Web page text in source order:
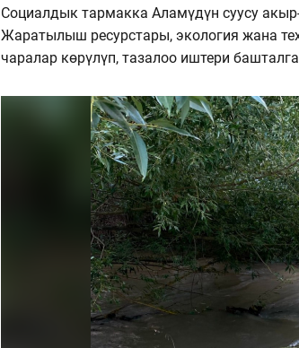
Социалдык тармакка Аламүдүн суусу
Жаратылыш ресурстары, экология жана
чаралар көрүлүп, тазалоо иштери